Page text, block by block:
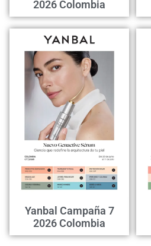
2026 Colombia
Yanbal Campaña 7
2026 Colombia